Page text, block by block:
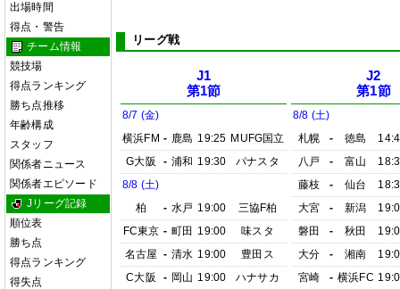
出場時間
得点・警告
チーム情報
競技場
得点ランキング
勝ち点推移
年齢構成
スタッフ
関係者ニュース
関係者エピソード
Jリーグ記録
順位表
勝ち点
得点ランキング
得失点
リーグ戦
J1
第1節
8/7 (金)
横浜FM - 鹿島 19:25 MUFG国立
G大阪
- 浦和 19:30
パナスタ
8/8 (土)
柏
- 水戸 19:00
三協F柏
FC東京 - 町田 19:00
味スタ
名古屋 - 清水 19:00
豊田ス
C大阪
- 岡山 19:00
ハナサカ
J2
第1節
8/8 (土)
札幌
- 徳島
八戸
- 富山
藤枝
- 仙台
大宮
- 新潟
磐田
- 秋田
大分
- 湘南
宮崎
- 横浜FC